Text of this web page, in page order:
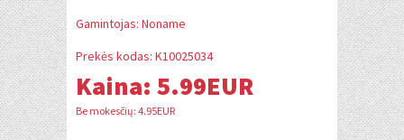
Gamintojas: Noname
Prekės kodas: K10025034
Kaina: 5.99EUR
Be mokesčių: 4.95EUR